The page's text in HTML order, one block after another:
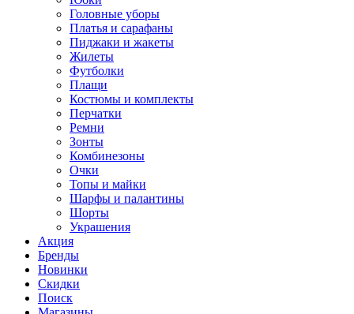
Головные уборы
Платья и сарафаны
Пиджаки и жакеты
Жилеты
Футболки
Плащи
Костюмы и комплекты
Перчатки
Ремни
Зонты
Комбинезоны
Очки
Топы и майки
Шарфы и палантины
Шорты
Украшения
Акция
Бренды
Новинки
Скидки
Поиск